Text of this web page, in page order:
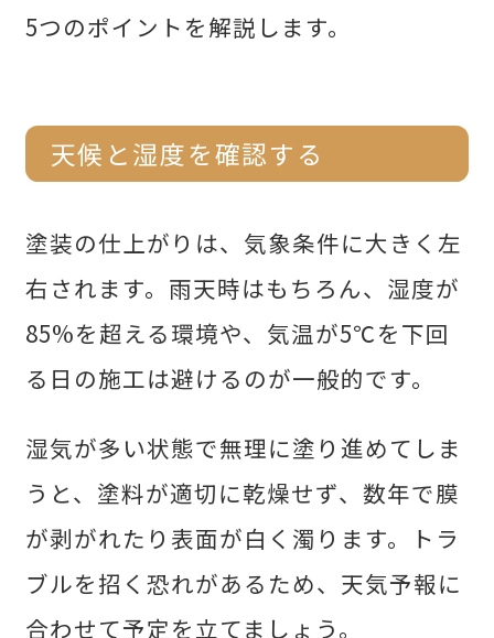
5つのポイントを解説します。
天候と湿度を確認する
塗装の仕上がりは、気象条件に大きく左
右されます。雨天時はもちろん、湿度が
85%を超える環境や、気温が5℃を下回
る日の施工は避けるのが一般的です。
湿気が多い状態で無理に塗り進めてしま
うと、塗料が適切に乾燥せず、数年で膜
が剥がれたり表面が白く濁ります。トラ
ブルを招く恐れがあるため、天気予報に
合わせて予定を立てましょう。